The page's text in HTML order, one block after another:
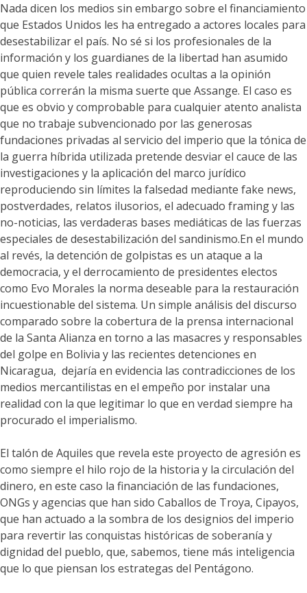
Nada dicen los medios sin embargo sobre el financiamiento
que Estados Unidos les ha entregado a actores locales para
desestabilizar el país. No sé si los profesionales de la
información y los guardianes de la libertad han asumido
que quien revele tales realidades ocultas a la opinión
pública correrán la misma suerte que Assange. El caso es
que es obvio y comprobable para cualquier atento analista
que no trabaje subvencionado por las generosas
fundaciones privadas al servicio del imperio que la tónica de
la guerra híbrida utilizada pretende desviar el cauce de las
investigaciones y la aplicación del marco jurídico
reproduciendo sin límites la falsedad mediante fake news,
postverdades, relatos ilusorios, el adecuado framing y las
no-noticias, las verdaderas bases mediáticas de las fuerzas
especiales de desestabilización del sandinismo.En el mundo
al revés, la detención de golpistas es un ataque a la
democracia, y el derrocamiento de presidentes electos
como Evo Morales la norma deseable para la restauración
incuestionable del sistema. Un simple análisis del discurso
comparado sobre la cobertura de la prensa internacional
de la Santa Alianza en torno a las masacres y responsables
del golpe en Bolivia y las recientes detenciones en
Nicaragua, dejaría en evidencia las contradicciones de los
medios mercantilistas en el empeño por instalar una
realidad con la que legitimar lo que en verdad siempre ha
procurado el imperialismo.
El talón de Aquiles que revela este proyecto de agresión es
como siempre el hilo rojo de la historia y la circulación del
dinero, en este caso la financiación de las fundaciones,
ONGs y agencias que han sido Caballos de Troya, Cipayos,
que han actuado a la sombra de los designios del imperio
para revertir las conquistas históricas de soberanía y
dignidad del pueblo, que, sabemos, tiene más inteligencia
que lo que piensan los estrategas del Pentágono.